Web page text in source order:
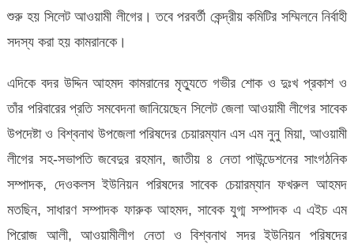
শুরু হয় সিলেট আওয়ামী লীগের। তবে পরবর্তী কেন্দ্রীয় কমিটির সম্মিলনে নির্বাহী
সদস্য করা হয় কামরানকে।
এদিকে বদর উদ্দিন আহমদ কামরানের মৃত্যুতে গভীর শোক ও দুঃখ প্রকাশ ও
তাঁর পরিবারের প্রতি সমবেদনা জানিয়েছেন সিলেট জেলা আওয়ামী লীগের সাবেক
উপদেষ্টা ও বিশ্বনাথ উপজেলা পরিষদের চেয়ারম্যান এস এম নুনু মিয়া, আওয়ামী
লীগের সহ-সভাপতি জবেদুর রহমান, জাতীয় ৪ নেতা পাউন্ডেশনের সাংগঠনিক
সম্পাদক, দেওকলস ইউনিয়ন পরিষদের সাবেক চেয়ারম্যান ফখরুল আহমদ
মতছিন, সাধারণ সম্পাদক ফারুক আহমদ, সাবেক যুগ্ম সম্পাদক এ এইচ এম
পিরোজ আলী, আওয়ামীলীগ নেতা ও বিশ্বনাথ সদর ইউনিয়ন পরিষদের